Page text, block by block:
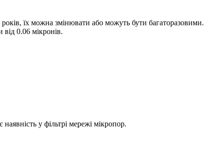
їх можна змінювати або можуть бути багаторазовими.
0.06 мікронів.
у фільтрі мережі мікропор.